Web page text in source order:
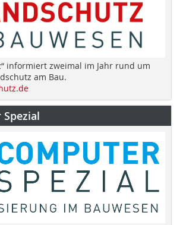
informiert zweimal im Jahr rund um
am Bau.
Spezial